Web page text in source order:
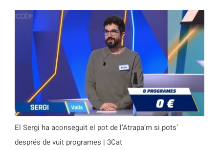
El Sergi ha aconseguit el pot de l’Atrapa’m si pots’
després de vuit programes | 3Cat